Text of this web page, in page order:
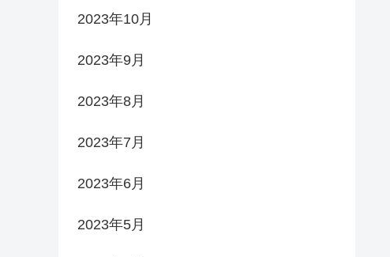
2023年10月
2023年9月
2023年8月
2023年7月
2023年6月
2023年5月